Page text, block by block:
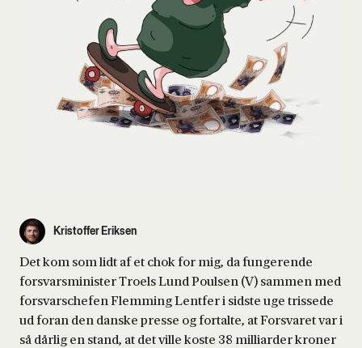
Kristoffer Eriksen
Det kom som lidt af et chok for mig, da fungerende
forsvarsminister Troels Lund Poulsen (V) sammen med
forsvarschefen Flemming Lentfer i sidste uge trissede
ud foran den danske presse og fortalte, at Forsvaret var i
så dårlig en stand, at det ville koste 38 milliarder kroner